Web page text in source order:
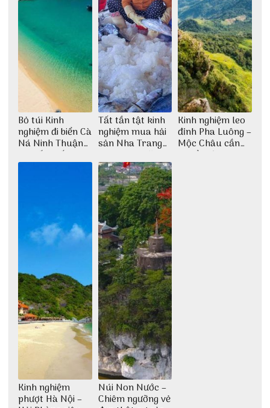
Bỏ túi Kinh
nghiệm đi biển Cà
Ná Ninh Thuận
chi tiết nhất
Tất tần tật kinh
nghiệm mua hải
sản Nha Trang
không lo chặt
chém
Kinh nghiệm leo
đỉnh Pha Luông –
Mộc Châu cần
chuẩn bị những
Kinh nghiệm
phượt Hà Nội –
Núi Non Nước –
Chiêm ngưỡng vẻ